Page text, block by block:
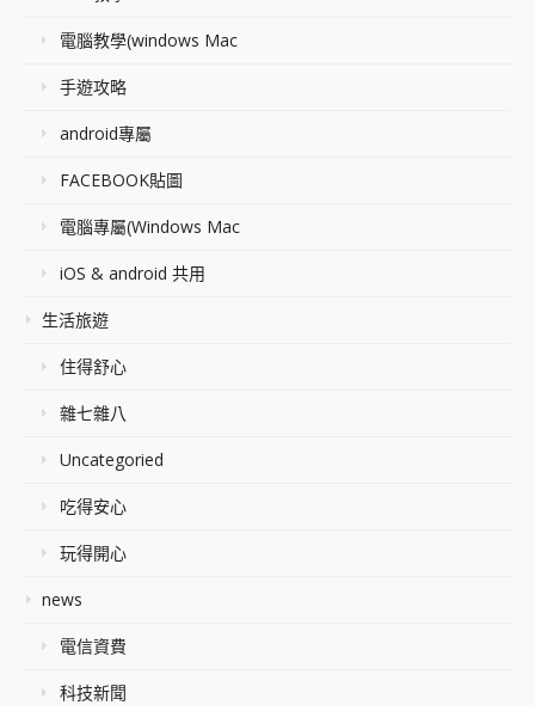
電腦教學(windows Mac
手遊攻略
android專屬
FACEBOOK貼圖
電腦專屬(Windows Mac
iOS & android 共用
生活旅遊
住得舒心
雜七雜八
Uncategoried
吃得安心
玩得開心
news
電信資費
科技新聞